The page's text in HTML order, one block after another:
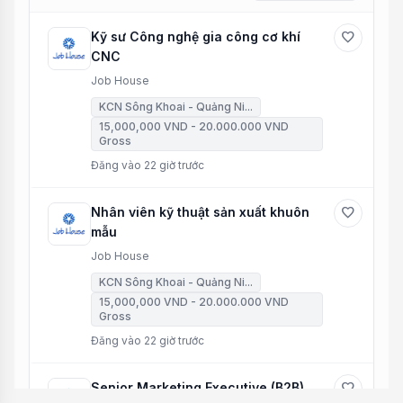
favorite
Kỹ sư Công nghệ gia công cơ khí
CNC
Job House
KCN Sông Khoai - Quảng Ni...
15,000,000 VND - 20.000.000 VND
Gross
Đăng vào 22 giờ trước
favorite
Nhân viên kỹ thuật sản xuất khuôn
mẫu
Job House
KCN Sông Khoai - Quảng Ni...
15,000,000 VND - 20.000.000 VND
Gross
Đăng vào 22 giờ trước
favorite
Senior Marketing Executive (B2B)